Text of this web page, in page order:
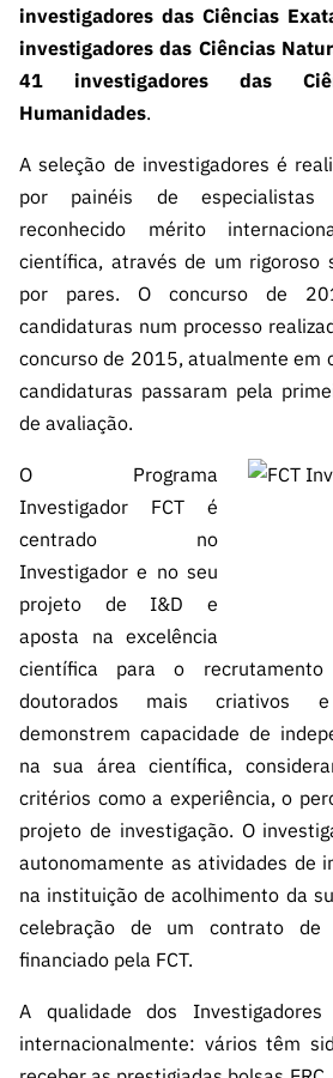
investigadores das Ciências
investigadores das Ciências
41 investigadores das
Humanidades.
A seleção de investigadores é
por painéis de especialistas
reconhecido mérito
científica, através de um rigoroso
por pares. O concurso de
candidaturas num processo
concurso de 2015, atualmente em
candidaturas passaram pela
de avaliação.
O Programa
Investigador FCT é
centrado no
Investigador e no seu
projeto de I&D e
aposta na excelência
científica para o recrutamento
doutorados mais criativos
demonstrem capacidade de
na sua área científica,
critérios como a experiência, o
projeto de investigação. O
autonomamente as atividades de
na instituição de acolhimento da
celebração de um contrato
financiado pela FCT.
A qualidade dos
internacionalmente: vários têm